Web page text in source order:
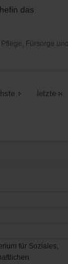
das
Fürsorge und
letzte
für Soziales,